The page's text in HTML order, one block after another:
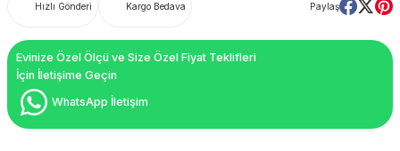
Hızlı Gönderi Kargo Bedava Paylaş
Evinize Özel Ölçü ve Size Özel Fiyat Teklifleri
İçin İletişime Geçin
WhatsApp İletişim